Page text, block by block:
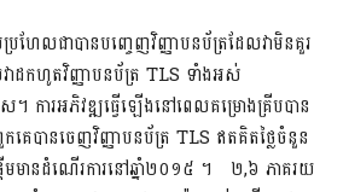
រហែលជាបានបញ្ចេញវិញ្ញាបនប័ត្រដែលវាមិនគួរ
ាដកហូតវិញ្ញាបនប័ត្រ TLS ទាំងអស់
ារអភិវឌ្ឍធ្វើឡើងនៅពេលគម្រោងគ្រីបបាន
េបានចេញវិញ្ញាបនប័ត្រ TLS ឥតគិតថ្លៃចំនួន
មមានដំណើរការនៅឆ្នាំ២០១៥ ។ ២,៦ ភាគរយ